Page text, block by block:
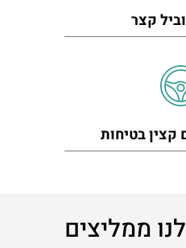
קצר
קצין בטיחות
ממליצים